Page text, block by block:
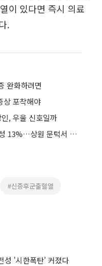
이 있다면 즉시 의료
.
완화하려면
포착해야
, 우울 신호일까
美 클래리티 법안 연내 통과 가능성 13%…상원 문턱서 제동
#신증후군출혈열
성 '시한폭탄' 커졌다